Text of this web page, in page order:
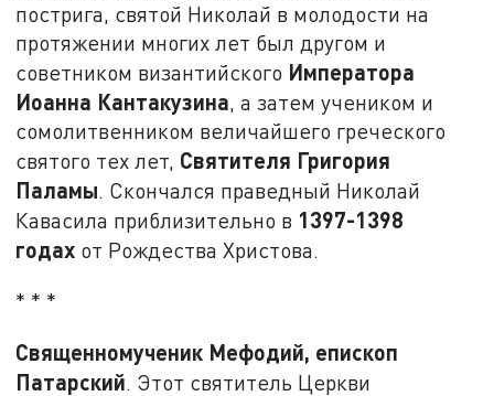
пострига, святой Николай в молодости на
протяжении многих лет был другом и
советником византийского Императора
Иоанна Кантакузина, а затем учеником и
сомолитвенником величайшего греческого
святого тех лет, Святителя Григория
Паламы. Скончался праведный Николай
Кавасила приблизительно в 1397-1398
годах от Рождества Христова.
* * *
Священномученик Мефодий, епископ
Патарский. Этот святитель Церкви